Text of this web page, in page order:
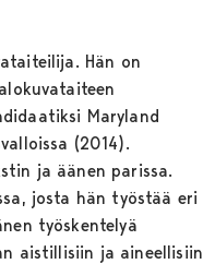
Hän on
Maryland
(2014).
ja äänen parissa.
josta hän työstää eri
työskentelyä
aistillisiin ja aineellisiin